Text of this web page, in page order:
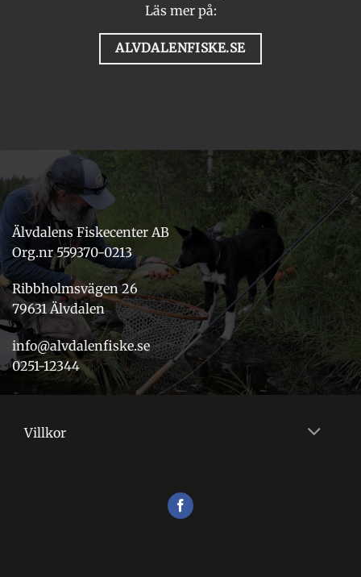
Läs mer på:
ALVDALENFISKE.SE
Älvdalens Fiskecenter AB
Org.nr 559370-0213
Ribbholmsvägen 26
79631 Älvdalen
info@alvdalenfiske.se
0251-12344
Villkor